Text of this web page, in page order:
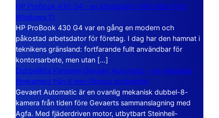
HP ProBook 430 G4 – en arbetsdator från tiden före
Windows 11
HP ProBook 430 G4 var en gång en modern och
påkostad arbetsdator för företag. I dag har den hamnat i
teknikens gränsland: fortfarande fullt användbar för
kontorsarbete, men utan […]
Dubbelåtta Kameran Gevaert Automatic – en mekanisk
filmkamera från 8 mm-filmens storhetstid
Gevaert Automatic är en ovanlig mekanisk dubbel-8-
kamera från tiden före Gevaerts sammanslagning med
Agfa. Med fjäderdriven motor, utbytbart Steinheil-